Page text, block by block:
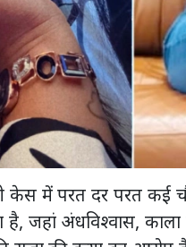
केस में परत दर परत
है, जहां अंधविश्वास,